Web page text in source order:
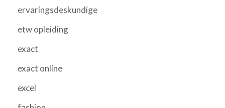
ervaringsdeskundige
etw opleiding
exact
exact online
excel